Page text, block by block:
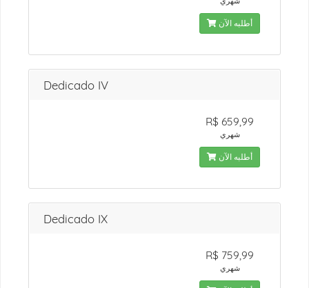
أطلبه الآن
Dedicado IV
R$ 659,99
شهري
أطلبه الآن
Dedicado IX
R$ 759,99
شهري